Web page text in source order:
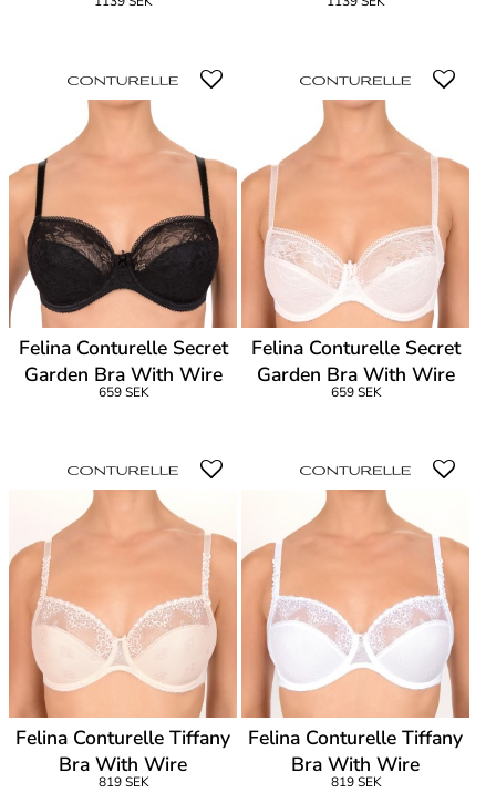
Felina Conturelle Secret
Garden Bra With Wire
659 SEK
Felina Conturelle Secret
Garden Bra With Wire
659 SEK
Felina Conturelle Tiffany
Bra With Wire
819 SEK
Felina Conturelle Tiffany
Bra With Wire
819 SEK